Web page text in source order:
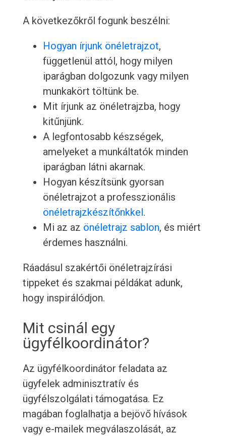
A következőkről fogunk beszélni:
Hogyan írjunk önéletrajzot,
függetlenül attól, hogy milyen
iparágban dolgozunk vagy milyen
munkakört töltünk be.
Mit írjunk az önéletrajzba, hogy
kitűnjünk.
A legfontosabb készségek,
amelyeket a munkáltatók minden
iparágban látni akarnak.
Hogyan készítsünk gyorsan
önéletrajzot a professzionális
önéletrajzkészítőnkkel.
Mi az az önéletrajz sablon, és miért
érdemes használni.
Ráadásul szakértői önéletrajzírási
tippeket és szakmai példákat adunk,
hogy inspirálódjon.
Mit csinál egy
ügyfélkoordinátor?
Az ügyfélkoordinátor feladata az
ügyfelek adminisztratív és
ügyfélszolgálati támogatása. Ez
magában foglalhatja a bejövő hívások
vagy e-mailek megválaszolását, az